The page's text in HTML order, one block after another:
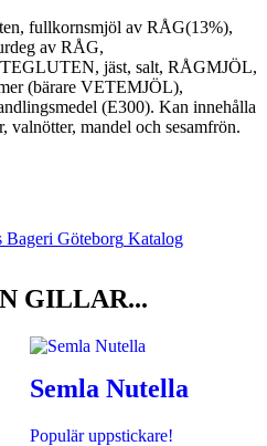
fullkornsmjöl av RÅG(13%),
av RÅG,
jäst, salt, RÅGMJÖL,
(bärare VETEMJÖL),
(E300). Kan innehålla
valnötter, mandel och sesamfrön.
Katalog
GILLAR...
Semla Nutella
Populär uppstickare!